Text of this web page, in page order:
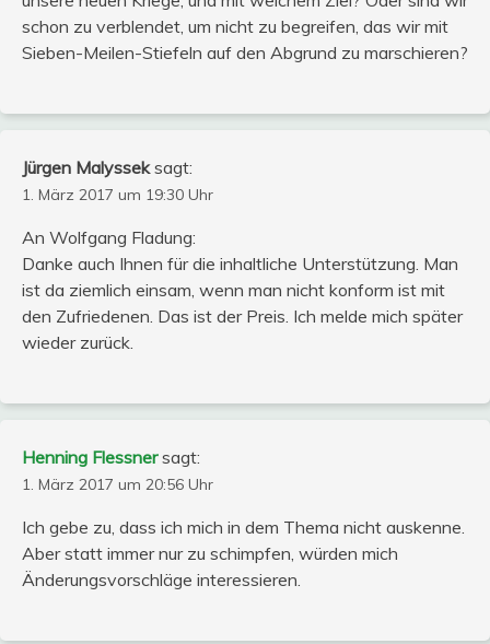
schon zu verblendet, um nicht zu begreifen, das wir mit
Sieben-Meilen-Stiefeln auf den Abgrund zu marschieren?
Jürgen Malyssek sagt:
1. März 2017 um 19:30 Uhr
An Wolfgang Fladung:
Danke auch Ihnen für die inhaltliche Unterstützung. Man
ist da ziemlich einsam, wenn man nicht konform ist mit
den Zufriedenen. Das ist der Preis. Ich melde mich später
wieder zurück.
Henning Flessner sagt:
1. März 2017 um 20:56 Uhr
Ich gebe zu, dass ich mich in dem Thema nicht auskenne.
Aber statt immer nur zu schimpfen, würden mich
Änderungsvorschläge interessieren.